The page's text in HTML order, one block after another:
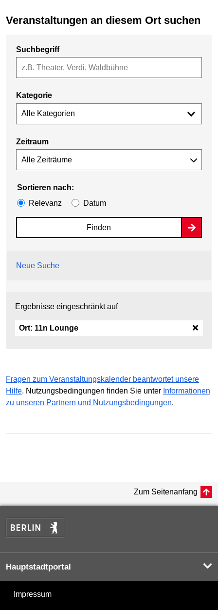
Veranstaltungen an diesem Ort suchen
Suchbegriff
Kategorie
Alle Kategorien
Zeitraum
Sortieren nach:
Relevanz
Datum
Finden
Neue Suche
Ergebnisse eingeschränkt auf
Ort: 11n Lounge
Fragen zum Veranstaltungskalender beantwortet unsere
Hilfe. Nutzungsbedingungen finden Sie unter Informationen
zu unseren Partnern und Nutzungsbedingungen.
Zum Seitenanfang
Hauptstadtportal
Impressum